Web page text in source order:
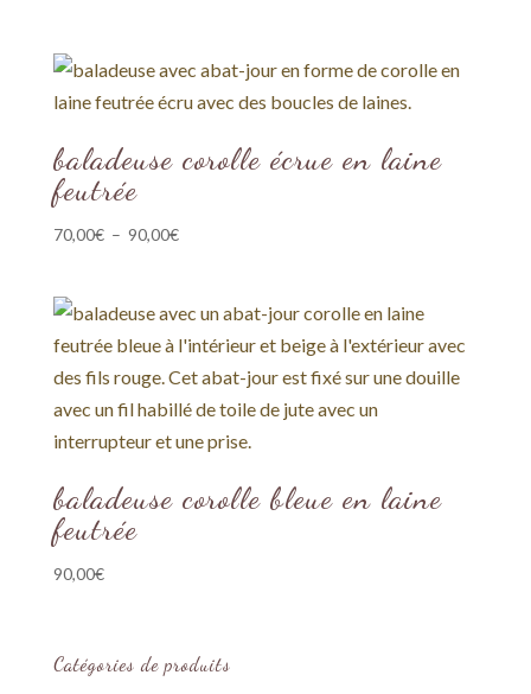
baladeuse corolle écrue en laine
feutrée
70,00€ – 90,00€Plage
70,00€
à
90,00€
baladeuse corolle bleue en laine
feutrée
90,00€
Catégories de produits